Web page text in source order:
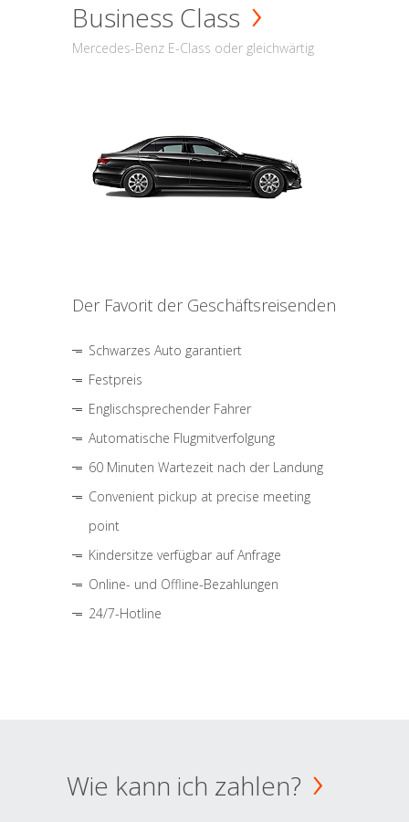
Business Class
Mercedes-Benz E-Class oder gleichwärtig
Der Favorit der Geschäftsreisenden
Schwarzes Auto garantiert
Festpreis
Englischsprechender Fahrer
Automatische Flugmitverfolgung
60 Minuten Wartezeit nach der Landung
Convenient pickup at precise meeting
point
Kindersitze verfügbar auf Anfrage
Online- und Offline-Bezahlungen
24/7-Hotline
Wie kann ich zahlen?